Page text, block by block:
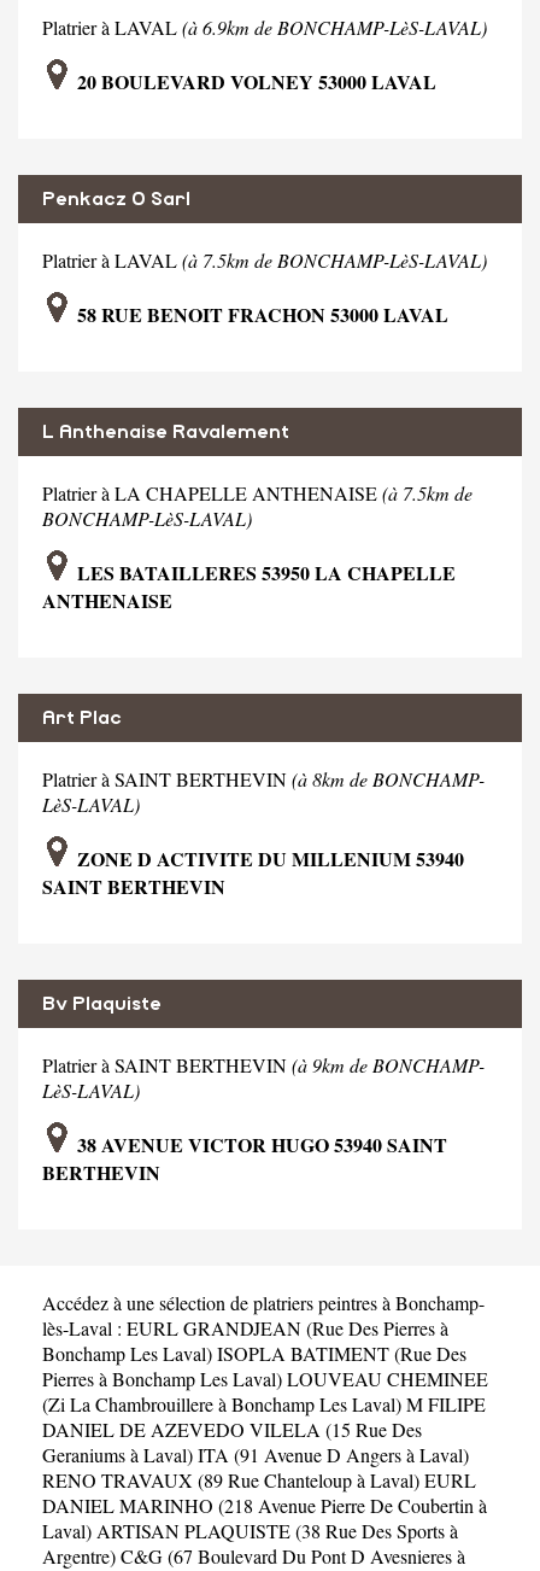
Platrier à LAVAL(à 6.9km de BONCHAMP-LèS-LAVAL)
20 BOULEVARD VOLNEY 53000 LAVAL
Penkacz O Sarl
Platrier à LAVAL(à 7.5km de BONCHAMP-LèS-LAVAL)
58 RUE BENOIT FRACHON 53000 LAVAL
L Anthenaise Ravalement
Platrier à LA CHAPELLE ANTHENAISE(à 7.5km de
BONCHAMP-LèS-LAVAL)
LES BATAILLERES 53950 LA CHAPELLE
ANTHENAISE
Art Plac
Platrier à SAINT BERTHEVIN(à 8km de BONCHAMP-
LèS-LAVAL)
ZONE D ACTIVITE DU MILLENIUM 53940
SAINT BERTHEVIN
Bv Plaquiste
Platrier à SAINT BERTHEVIN(à 9km de BONCHAMP-
LèS-LAVAL)
38 AVENUE VICTOR HUGO 53940 SAINT
BERTHEVIN
Accédez à une sélection de platriers peintres à Bonchamp-
lès-Laval : EURL GRANDJEAN (Rue Des Pierres à
Bonchamp Les Laval)ISOPLA BATIMENT (Rue Des
Pierres à Bonchamp Les Laval)LOUVEAU CHEMINEE
(Zi La Chambrouillere à Bonchamp Les Laval)M FILIPE
DANIEL DE AZEVEDO VILELA (15 Rue Des
Geraniums à Laval)ITA (91 Avenue D Angers à Laval)
RENO TRAVAUX (89 Rue Chanteloup à Laval)EURL
DANIEL MARINHO (218 Avenue Pierre De Coubertin à
Laval) ARTISAN PLAQUISTE (38 Rue Des Sports à
Argentre)C&G (67 Boulevard Du Pont D Avesnieres à